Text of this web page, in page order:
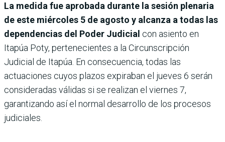
La medida fue aprobada durante la sesión plenaria
de este miércoles 5 de agosto y alcanza a todas las
dependencias del Poder Judicial con asiento en
Itapúa Poty, pertenecientes a la Circunscripción
Judicial de Itapúa. En consecuencia, todas las
actuaciones cuyos plazos expiraban el jueves 6 serán
consideradas válidas si se realizan el viernes 7,
garantizando así el normal desarrollo de los procesos
judiciales.